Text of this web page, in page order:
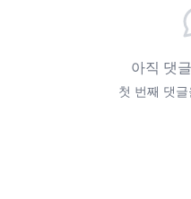
아직 댓
첫 번째 댓